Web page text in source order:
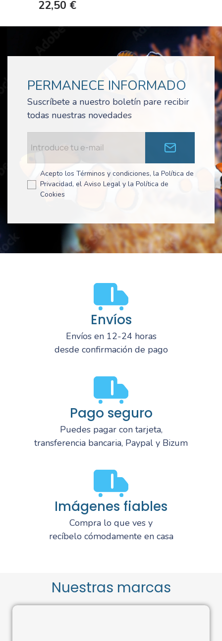
22,50 €
PERMANECE INFORMADO
Suscríbete a nuestro boletín pare recibir
todas nuestras novedades
Acepto los Términos y condiciones, la Política de
Privacidad, el Aviso Legal y la Política de
Cookies
Envíos
Envíos en 12-24 horas
desde confirmación de pago
Pago seguro
Puedes pagar con tarjeta,
transferencia bancaria, Paypal y Bizum
Imágenes fiables
Compra lo que ves y
recíbelo cómodamente en casa
Nuestras marcas